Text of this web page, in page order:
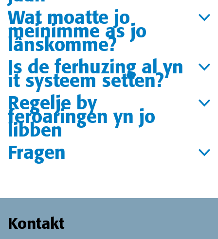
Wat moatte jo
meinimme as jo
lânskomme?
Is de ferhuzing al yn
it systeem setten?
Regelje by
feroaringen yn jo
libben
Fragen
Kontakt